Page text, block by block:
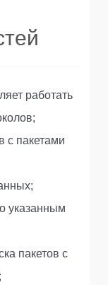
работать
с пакетами
указанным
пакетов с